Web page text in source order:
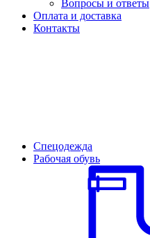
Вопросы и ответы
Оплата и доставка
Контакты
Спецодежда
Рабочая обувь